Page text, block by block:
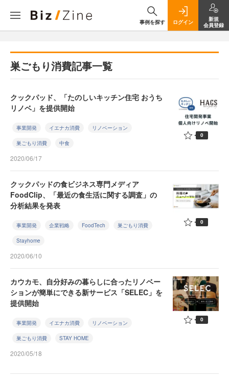
事例を探す ログイン
新規
会員登録
巣ごもり消費記事一覧
クックパッド、「たのしいキッチン住宅 おうち
リノベ」を提供開始
事業開発 イエナカ消費 リノベーション
巣ごもり消費 中食
2020/06/17
0
クックパッドの食ビジネス専門メディア
FoodClip、「最近の食生活に関する調査」の
分析結果を発表
事業開発 企業戦略 FoodTech 巣ごもり消費
Stayhome
2020/06/10
0
カウカモ、自分好みの暮らしに合ったリノベー
ションが簡単にできる新サービス「SELEC」を
提供開始
事業開発 イエナカ消費 リノベーション
巣ごもり消費 STAY HOME
2020/05/18
0